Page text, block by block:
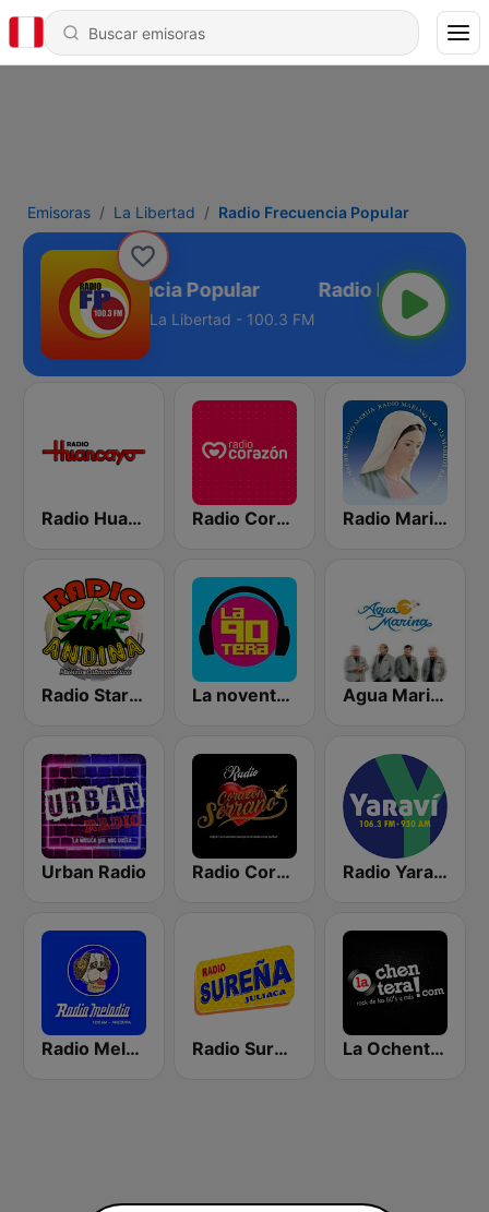
Emisoras La Libertad Radio Frecuencia Popular
Radio Frecuencia Popular
La Libertad - 100.3 FM
Radio Huancayo Radio Corazón Radio Maria Perú
Radio Star Andina La noventera Agua Marina Radio
Urban Radio Radio Corazón Serrano Radio Yaravi Arequipa
Radio Melodia AM Radio Sureña Perú La Ochentera